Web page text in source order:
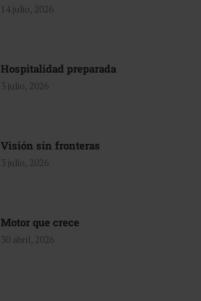
14 julio, 2026
Hospitalidad preparada
3 julio, 2026
Visión sin fronteras
3 julio, 2026
Motor que crece
30 abril, 2026